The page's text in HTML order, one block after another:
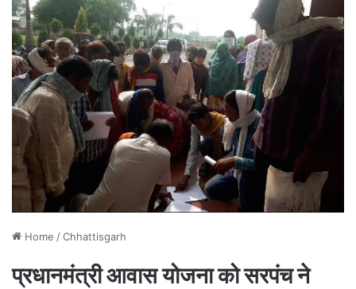
Home /Chhattisgarh
प्रधानमंत्री आवास योजना को सरपंच ने